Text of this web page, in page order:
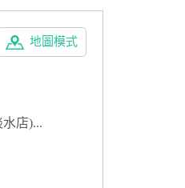
地圖模式
水店)...